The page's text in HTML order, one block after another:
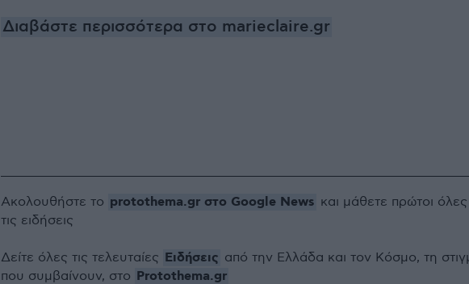
Διαβάστε περισσότερα στο marieclaire.gr
Ακολουθήστε το protothema.gr στο Google News και μάθετε πρώτοι όλες
τις ειδήσεις
Δείτε όλες τις τελευταίες Ειδήσεις από την Ελλάδα και τον Κόσμο, τη
που συμβαίνουν, στο Protothema.gr